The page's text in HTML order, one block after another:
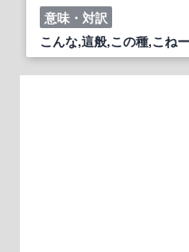
意味・対訳
こんな,這般,この種,こね